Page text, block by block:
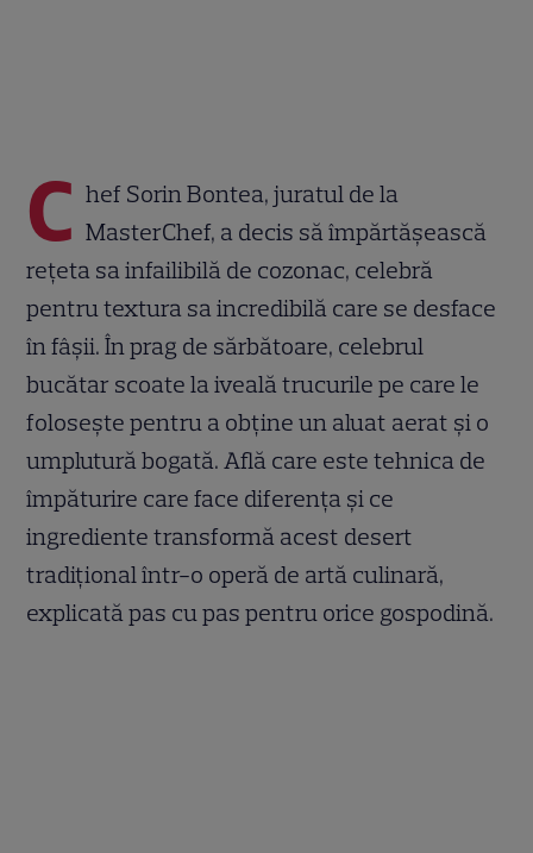
C hef Sorin Bontea, juratul de la
MasterChef, a decis să împărtășească
rețeta sa infailibilă de cozonac, celebră
pentru textura sa incredibilă care se desface
în fâșii. În prag de sărbătoare, celebrul
bucătar scoate la iveală trucurile pe care le
folosește pentru a obține un aluat aerat și o
umplutură bogată. Află care este tehnica de
împăturire care face diferența și ce
ingrediente transformă acest desert
tradițional într-o operă de artă culinară,
explicată pas cu pas pentru orice gospodină.